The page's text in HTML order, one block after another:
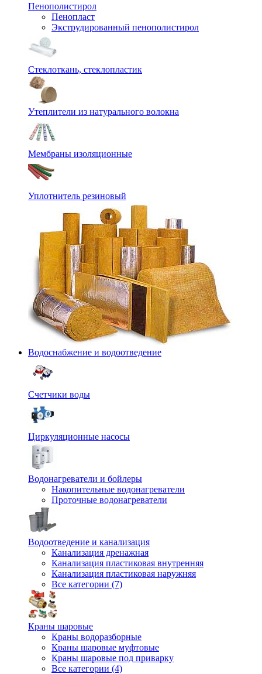
Пенополистирол
Пенопласт
Экструдированный пенополистирол
Стеклоткань, стеклопластик
Утеплители из натурального волокна
Мембраны изоляционные
Уплотнитель резиновый
Водоснабжение и водоотведение
Счетчики воды
Циркуляционные насосы
Водонагреватели и бойлеры
Накопительные водонагреватели
Проточные водонагреватели
Водоотведение и канализация
Канализация дренажная
Канализация пластиковая внутренняя
Канализация пластиковая наружняя
Все категории (7)
Краны шаровые
Краны водоразборные
Краны шаровые муфтовые
Краны шаровые под приварку
Все категории (4)